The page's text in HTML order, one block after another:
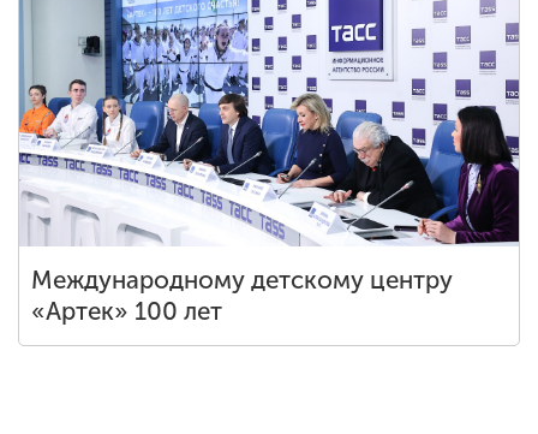
Международная
деятельность
Другие виды
деятельности
Студенческая жизнь
Международному детскому центру
«Артек» 100 лет